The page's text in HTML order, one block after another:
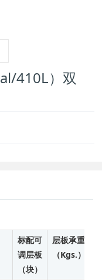
410L）双
标配可
调层板
（块）
层板承重
（Kgs.）